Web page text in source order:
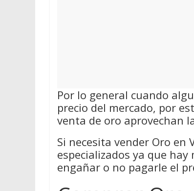
Por lo general cuando
precio del mercado, por
venta de oro aprovechan
Si necesita vender Oro en
especializados ya que
engañar o no pagarle el